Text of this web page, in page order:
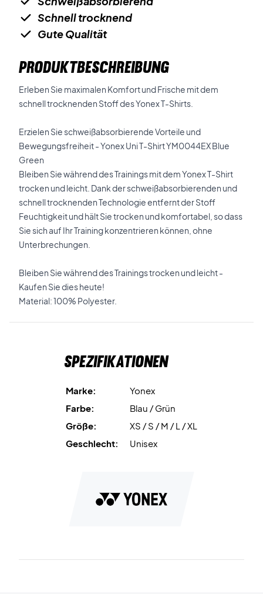
Schnell trocknend
Gute Qualität
PRODUKTBESCHREIBUNG
Erleben Sie maximalen Komfort und Frische mit dem
schnell trocknenden Stoff des Yonex T-Shirts.
Erzielen Sie schweißabsorbierende Vorteile und
Bewegungsfreiheit - Yonex Uni T-Shirt YM0044EX Blue
Green
Bleiben Sie während des Trainings mit dem Yonex T-Shirt
trocken und leicht. Dank der schweißabsorbierenden und
schnell trocknenden Technologie entfernt der Stoff
Feuchtigkeit und hält Sie trocken und komfortabel, so dass
Sie sich auf Ihr Training konzentrieren können, ohne
Unterbrechungen.
Bleiben Sie während des Trainings trocken und leicht -
Kaufen Sie dies heute!
Material: 100% Polyester.
Spezifikationen
Marke:
Yonex
Farbe:
Blau / Grün
Größe:
XS / S / M / L / XL
Geschlecht:
Unisex